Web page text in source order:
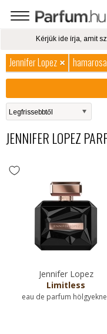
Jennifer Lopez
JENNIFER LOPEZ
Jennifer Lopez
Limitless
eau de parfum